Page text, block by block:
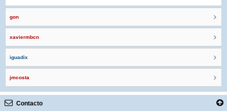
gon
xaviermbcn
iguadix
jmcosta
Contacto